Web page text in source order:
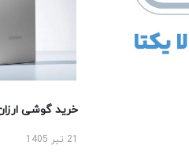
خرید گوشی ارزان